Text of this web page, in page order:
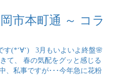
市本町通 ～ コラ
す(*‘∀‘) 3月もいよいよ終盤🌸
て、 春の気配をグッと感じる
、私事ですが･･･今年急に花粉